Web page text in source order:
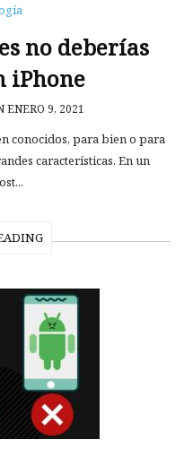
no deberías
iPhone
ENERO 9, 2021
conocidos, para bien o para
características. En un